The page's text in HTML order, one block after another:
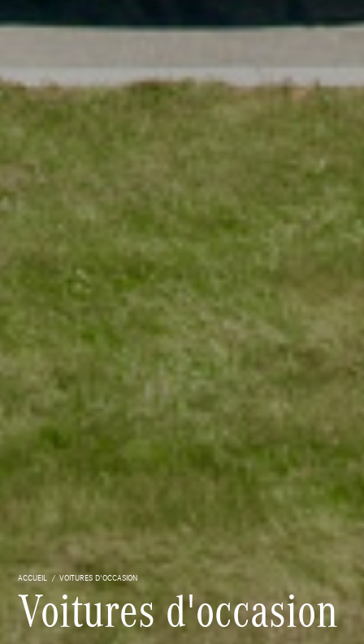
ACCUEIL VOITURES D'OCCASION
Voitures d'occasion